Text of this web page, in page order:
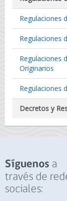
Regulaciones
Regulaciones
Regulaciones
Originarios
Regulaciones
Decretos y
Síguenos a
través de
sociales: